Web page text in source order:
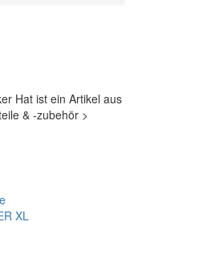
Hat ist ein Artikel aus
& -zubehör >